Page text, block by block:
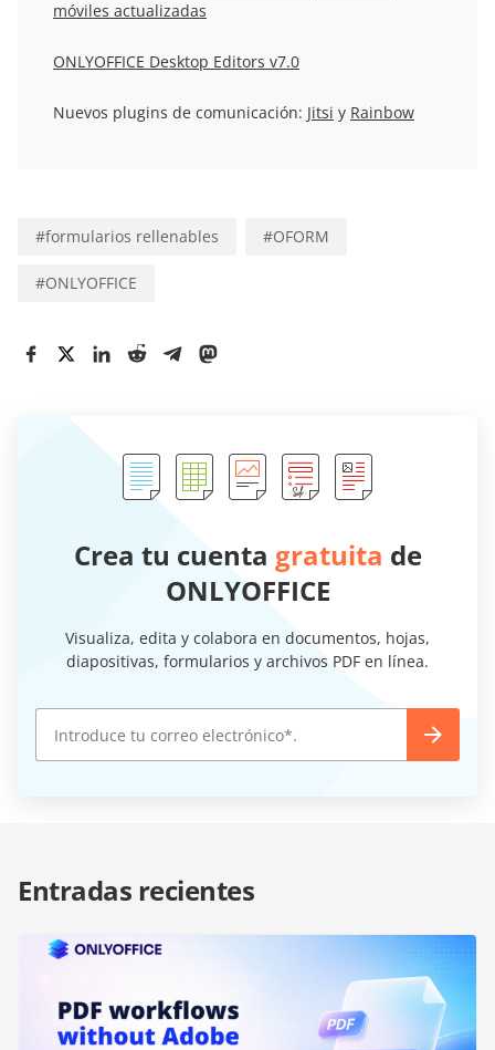
móviles actualizadas
ONLYOFFICE Desktop Editors v7.0
Nuevos plugins de comunicación: Jitsi y Rainbow
#formularios rellenables #OFORM
#ONLYOFFICE
Crea tu cuenta gratuita de
ONLYOFFICE
Visualiza, edita y colabora en documentos, hojas,
diapositivas, formularios y archivos PDF en línea.
Entradas recientes